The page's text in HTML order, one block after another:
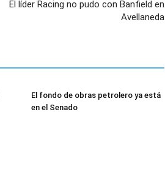
El líder Racing no pudo con Banfield en
Avellaneda
El fondo de obras petrolero ya está
en el Senado